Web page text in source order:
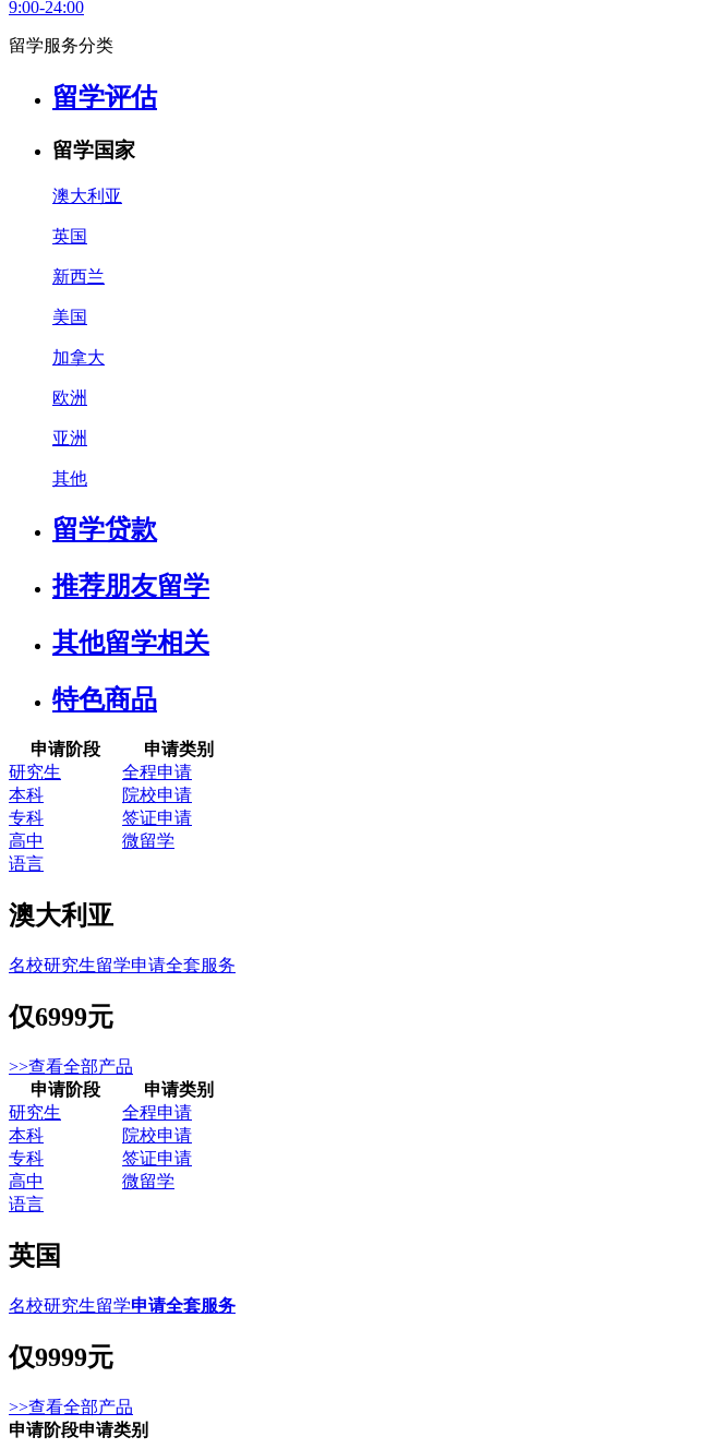
9:00-24:00
留学服务分类
留学评估
留学国家
澳大利亚
英国
新西兰
美国
加拿大
欧洲
亚洲
其他
留学贷款
推荐朋友留学
其他留学相关
特色商品
申请阶段
申请类别
研究生
全程申请
本科
院校申请
专科
签证申请
高中
微留学
语言
澳大利亚
名校研究生留学申请全套服务
仅6999元
>>查看全部产品
申请阶段
申请类别
研究生
全程申请
本科
院校申请
专科
签证申请
高中
微留学
语言
英国
名校研究生留学申请全套服务
仅9999元
>>查看全部产品
申请阶段申请类别